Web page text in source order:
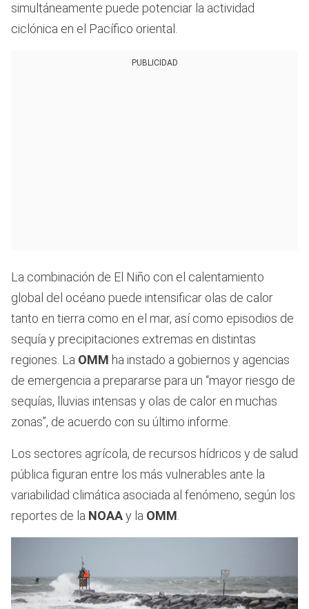
simultáneamente puede potenciar la actividad
ciclónica en el Pacífico oriental.
PUBLICIDAD
La combinación de El Niño con el calentamiento
global del océano puede intensificar olas de calor
tanto en tierra como en el mar, así como episodios de
sequía y precipitaciones extremas en distintas
regiones. La OMM ha instado a gobiernos y agencias
de emergencia a prepararse para un “mayor riesgo de
sequías, lluvias intensas y olas de calor en muchas
zonas”, de acuerdo con su último informe.
Los sectores agrícola, de recursos hídricos y de salud
pública figuran entre los más vulnerables ante la
variabilidad climática asociada al fenómeno, según los
reportes de la NOAAy la OMM.